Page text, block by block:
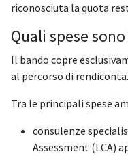
riconosciuta la quota
Quali spese
Il bando copre
al percorso di
Tra le principali spese
consulenze
Assessment (LCA)